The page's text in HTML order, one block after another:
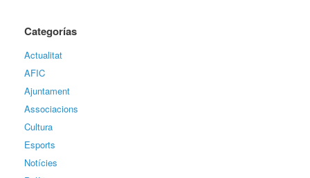
Categorías
Actualitat
AFIC
Ajuntament
Associacions
Cultura
Esports
Notícies